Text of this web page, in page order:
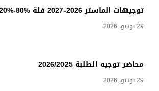
توجيهات الماستر 2026-2027 فئة %80-%20
29 يونيو، 2026
محاضر توجيه الطلبة 2026/2025
29 يونيو، 2026